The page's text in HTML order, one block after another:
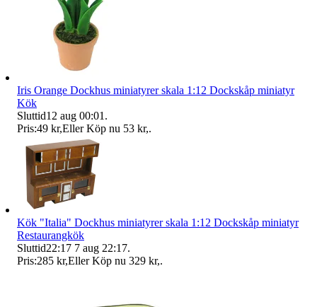
Iris Orange Dockhus miniatyrer skala 1:12 Dockskåp miniatyr
Kök
Sluttid12 aug 00:01 .
Pris:49 kr,Eller Köp nu 53 kr,.
Kök "Italia" Dockhus miniatyrer skala 1:12 Dockskåp miniatyr
Restaurangkök
Sluttid22:17 7 aug 22:17.
Pris:285 kr,Eller Köp nu 329 kr,.